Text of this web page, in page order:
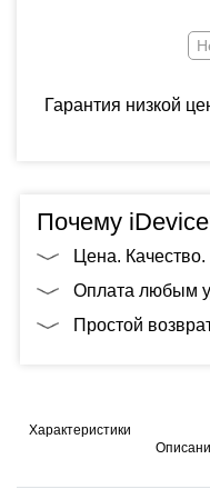
Гарантия низкой
Почему
Цена. Качество.
Оплата любым
Простой
Характеристики